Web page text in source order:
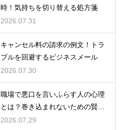
時！気持ちを切り替える処方箋
2026.07.31
キャンセル料の請求の例文！トラ
ブルを回避するビジネスメール
2026.07.30
職場で悪口を言いふらす人の心理
とは？巻き込まれないための賢い
対処法
2026.07.29